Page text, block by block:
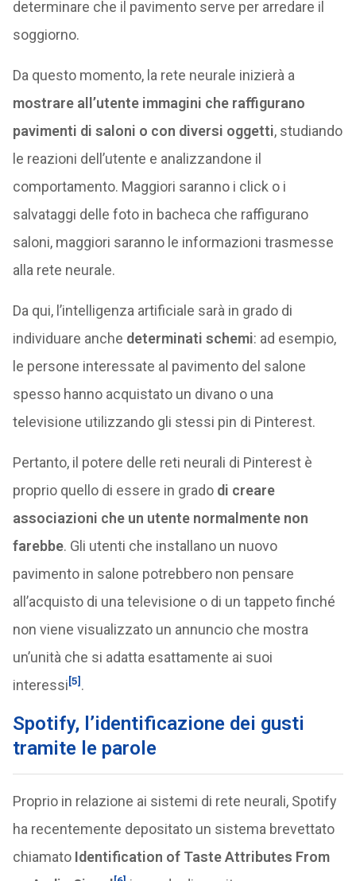
determinare che il pavimento serve per arredare il
soggiorno.
Da questo momento, la rete neurale inizierà a
mostrare all’utente immagini che raffigurano
pavimenti di saloni o con diversi oggetti, studiando
le reazioni dell’utente e analizzandone il
comportamento. Maggiori saranno i click o i
salvataggi delle foto in bacheca che raffigurano
saloni, maggiori saranno le informazioni trasmesse
alla rete neurale.
Da qui, l’intelligenza artificiale sarà in grado di
individuare anche determinati schemi: ad esempio,
le persone interessate al pavimento del salone
spesso hanno acquistato un divano o una
televisione utilizzando gli stessi pin di Pinterest.
Pertanto, il potere delle reti neurali di Pinterest è
proprio quello di essere in grado di creare
associazioni che un utente normalmente non
farebbe. Gli utenti che installano un nuovo
pavimento in salone potrebbero non pensare
all’acquisto di una televisione o di un tappeto finché
non viene visualizzato un annuncio che mostra
un’unità che si adatta esattamente ai suoi
interessi[5] .
Spotify, l’identificazione dei gusti
tramite le parole
Proprio in relazione ai sistemi di rete neurali, Spotify
ha recentemente depositato un sistema brevettato
chiamato Identification of Taste Attributes From